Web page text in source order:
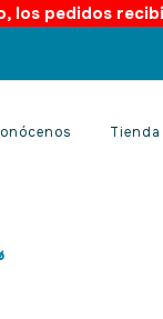
los pedidos
Tienda